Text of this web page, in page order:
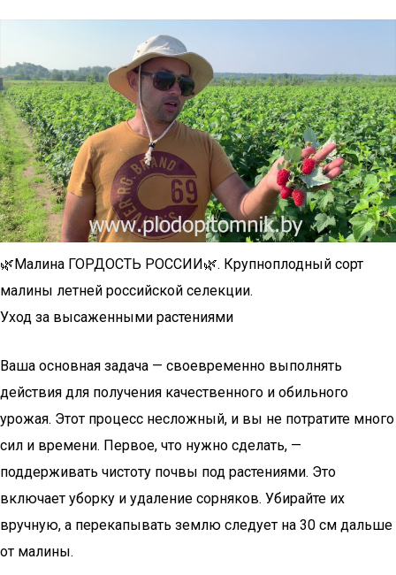
🌿Малина ГОРДОСТЬ РОССИИ🌿. Крупноплодный сорт
малины летней российской селекции.
Уход за высаженными растениями
Ваша основная задача — своевременно выполнять
действия для получения качественного и обильного
урожая. Этот процесс несложный, и вы не потратите много
сил и времени. Первое, что нужно сделать, —
поддерживать чистоту почвы под растениями. Это
включает уборку и удаление сорняков. Убирайте их
вручную, а перекапывать землю следует на 30 см дальше
от малины.